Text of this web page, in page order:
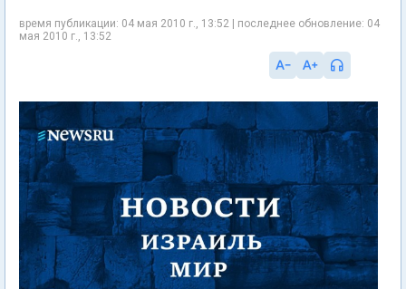
время публикации: 04 мая 2010 г., 13:52 | последнее обновление: 04
мая 2010 г., 13:52